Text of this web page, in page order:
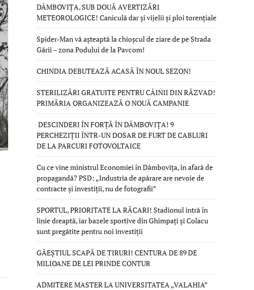
DÂMBOVIȚA, SUB DOUĂ AVERTIZĂRI
METEOROLOGICE! Caniculă dar și vijelii și ploi torențiale
Spider-Man vă așteaptă la chioșcul de ziare de pe Strada
Gării – zona Podului de la Pavcom!
CHINDIA DEBUTEAZĂ ACASĂ ÎN NOUL SEZON!
STERILIZĂRI GRATUITE PENTRU CÂINII DIN RĂZVAD!
PRIMĂRIA ORGANIZEAZĂ O NOUĂ CAMPANIE
DESCINDERI ÎN FORȚĂ ÎN DÂMBOVIȚA! 9
PERCHEZIȚII ÎNTR-UN DOSAR DE FURT DE CABLURI
DE LA PARCURI FOTOVOLTAICE
Cu ce vine ministrul Economiei în Dâmbovița, în afară de
propagandă? PSD: „Industria de apărare are nevoie de
contracte și investiții, nu de fotografii”
SPORTUL, PRIORITATE LA RĂCARI! Stadionul intră în
linie dreaptă, iar bazele sportive din Ghimpați și Colacu
sunt pregătite pentru noi investiții
GĂEȘTIUL SCAPĂ DE TIRURI! CENTURA DE 89 DE
MILIOANE DE LEI PRINDE CONTUR
ADMITERE MASTER LA UNIVERSITATEA „VALAHIA”